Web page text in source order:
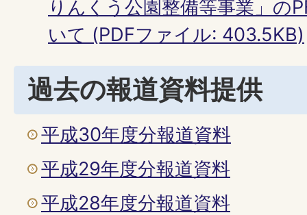
りんくう公園整備等事業」の
いて (PDFファイル: 403.5KB)
過去の報道資料提供
平成30年度分報道資料
平成29年度分報道資料
平成28年度分報道資料